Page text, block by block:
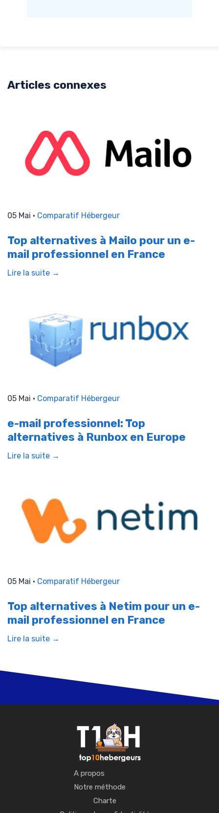
Articles connexes
05 Mai • Comparatif Hébergeur
Top alternatives à Mailo pour un e-
mail professionnel en France
Lire la suite →
05 Mai • Comparatif Hébergeur
e-mail professionnel: Top
alternatives à Runbox en Europe
Lire la suite →
05 Mai • Comparatif Hébergeur
Top alternatives à Netim pour un e-
mail professionnel en France
Lire la suite →
A propos
Notre méthode
Charte